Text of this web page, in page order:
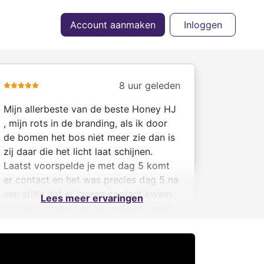
Account aanmaken Inloggen
8 uur geleden
Mijn allerbeste van de beste Honey HJ
, mijn rots in de branding, als ik door
de bomen het bos niet meer zie dan is
zij daar die het licht laat schijnen.
Laatst voorspelde je met dag 5 komt
er contact en het was precies dag 5 na
een stilte dat er ineens contact kwam.
gezicht te toveren als je weet dat ik
Lees meer ervaringen